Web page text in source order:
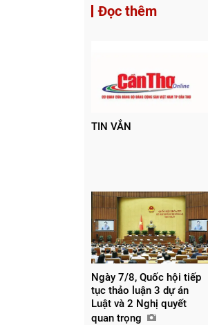
Đọc thêm
TIN VẮN
Ngày 7/8, Quốc hội tiếp
tục thảo luận 3 dự án
Luật và 2 Nghị quyết
quan trọng